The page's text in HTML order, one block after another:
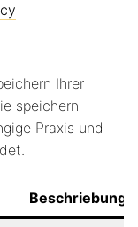
Ihrer
speichern
Praxis und
Beschriebung